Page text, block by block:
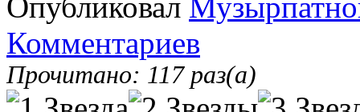
Комментариев
Прочитано: 117 раз(а)